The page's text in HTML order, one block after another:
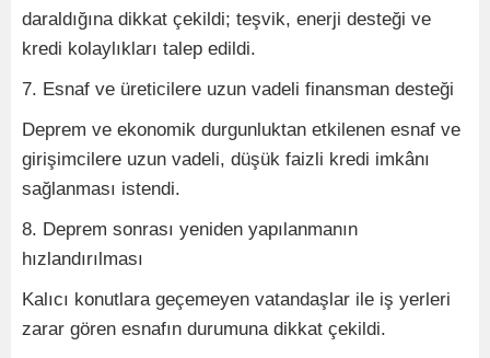
daraldığına dikkat çekildi; teşvik, enerji desteği ve
kredi kolaylıkları talep edildi.
7. Esnaf ve üreticilere uzun vadeli finansman desteği
Deprem ve ekonomik durgunluktan etkilenen esnaf ve
girişimcilere uzun vadeli, düşük faizli kredi imkânı
sağlanması istendi.
8. Deprem sonrası yeniden yapılanmanın
hızlandırılması
Kalıcı konutlara geçemeyen vatandaşlar ile iş yerleri
zarar gören esnafın durumuna dikkat çekildi.